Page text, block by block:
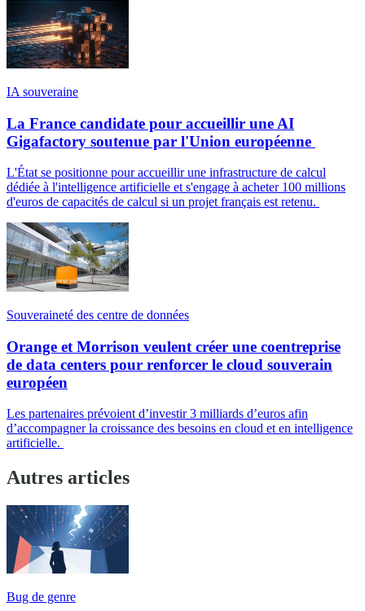
IA souveraine
La France candidate pour accueillir une AI
Gigafactory soutenue par l'Union européenne
L'État se positionne pour accueillir une infrastructure de calcul
dédiée à l'intelligence artificielle et s'engage à acheter 100 millions
d'euros de capacités de calcul si un projet français est retenu.
Souveraineté des centre de données
Orange et Morrison veulent créer une coentreprise
de data centers pour renforcer le cloud souverain
européen
Les partenaires prévoient d’investir 3 milliards d’euros afin
d’accompagner la croissance des besoins en cloud et en intelligence
artificielle.
Autres articles
Bug de genre